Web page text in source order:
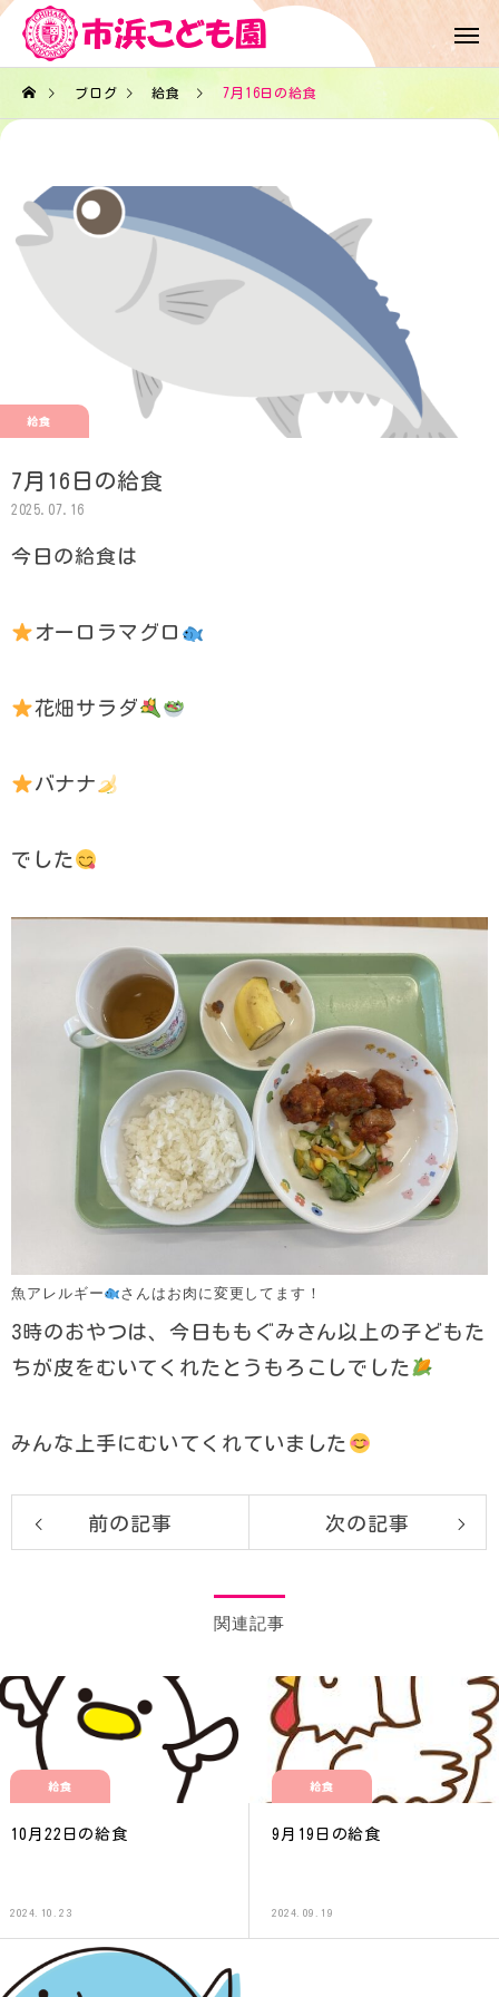
ブログ 給食 7月16日の給食
給食
7月16日の給食
2025.07.16
今日の給食は
オーロラマグロ
花畑サラダ
バナナ
でした
魚アレルギー さんはお肉に変更してます！
3時のおやつは、今日ももぐみさん以上の子どもた
ちが皮をむいてくれたとうもろこしでした
みんな上手にむいてくれていました
前の記事 次の記事
関連記事
給食
10月22日の給食
2024.10.23
給食
9月19日の給食
2024.09.19